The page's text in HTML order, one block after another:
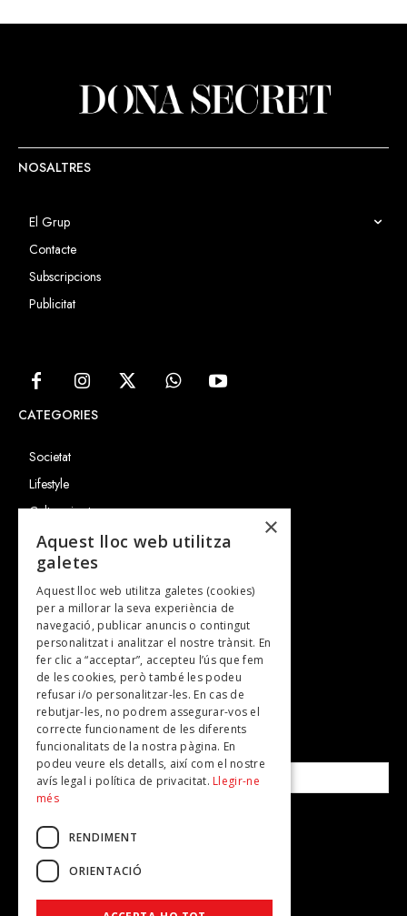
NOSALTRES
El Grup
Contacte
Subscripcions
Publicitat
CATEGORIES
Societat
Lifestyle
Cultura i art
Entrevistes
Gastronomia
TV
Plans per fer
Revistes
SUBSCRIU-TE A LA NOSTRA NEWSLETTER!
Correu electrònic*
Accepto lapolítica de privacitat
×
Aquest lloc web utilitza
galetes
Aquest lloc web utilitza galetes (cookies)
per a millorar la seva experiència de
navegació, publicar anuncis o contingut
personalitzat i analitzar el nostre trànsit. En
fer clic a “acceptar”, accepteu l’ús que fem
de les cookies, però també les podeu
refusar i/o personalitzar-les. En cas de
rebutjar-les, no podrem assegurar-vos el
correcte funcionament de les diferents
funcionalitats de la nostra pàgina. En
podeu veure els detalls, així com el nostre
avís legal i política de privacitat. Llegir-ne
més
RENDIMENT
ORIENTACIÓ